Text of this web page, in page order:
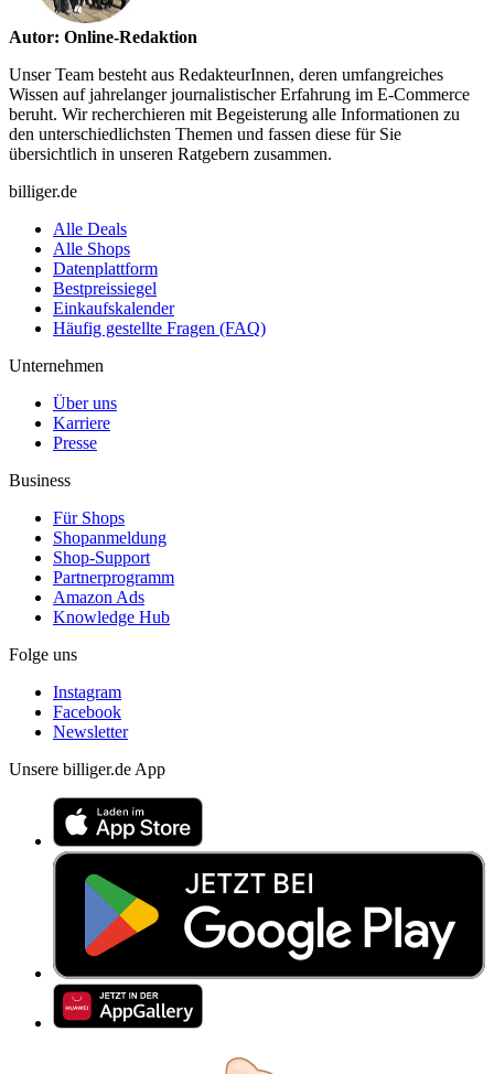
Autor: Online-Redaktion
Unser Team besteht aus RedakteurInnen, deren umfangreiches
Wissen auf jahrelanger journalistischer Erfahrung im E-Commerce
beruht. Wir recherchieren mit Begeisterung alle Informationen zu
den unterschiedlichsten Themen und fassen diese für Sie
übersichtlich in unseren Ratgebern zusammen.
billiger.de
Alle Deals
Alle Shops
Datenplattform
Bestpreissiegel
Einkaufskalender
Häufig gestellte Fragen (FAQ)
Unternehmen
Über uns
Karriere
Presse
Business
Für Shops
Shopanmeldung
Shop-Support
Partnerprogramm
Amazon Ads
Knowledge Hub
Folge uns
Instagram
Facebook
Newsletter
Unsere billiger.de App